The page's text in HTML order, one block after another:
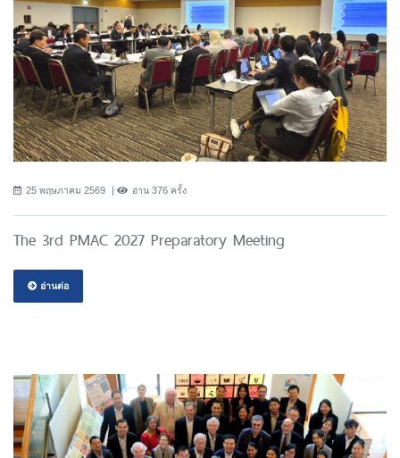
25 พฤษภาคม 2569 อ่าน 376 ครั้ง
The 3rd PMAC 2027 Preparatory Meeting
อ่านต่อ